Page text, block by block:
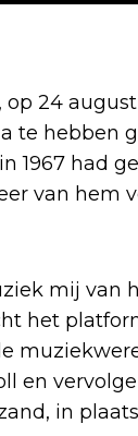
24
te hebben
1967 had
van hem
mij van
het
en
in